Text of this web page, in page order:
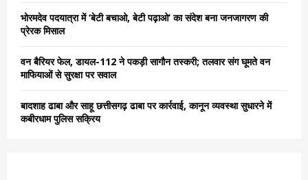
भोरमदेव पदयात्रा में ‘बेटी बचाओ, बेटी पढ़ाओ’ का संदेश बना जनजागरण की
प्रेरक मिसाल
वन बैरियर फेल, डायल-112 ने पकड़ी सागौन तस्करी; तलवार संग घूमते वन
माफियाओं से सुरक्षा पर सवाल
बादशाह ढाबा और साहू छत्तीसगढ़ ढाबा पर कार्रवाई, कानून व्यवस्था सुधारने में
कबीरधाम पुलिस सक्रिय